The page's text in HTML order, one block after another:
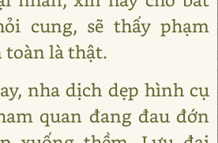
cung, sẽ thấy phạm
toàn là thật.
nha dịch dẹp hình cụ
quan đang đau đớn